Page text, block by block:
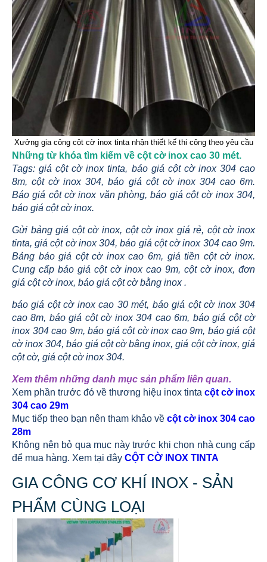
Xưởng gia công cột cờ inox tinta nhận thiết kế thi công theo yêu cầu
Những từ khóa tìm kiếm về cột cờ inox cao 30 mét.
Tags: giá cột cờ inox tinta, báo giá cột cờ inox 304 cao
8m, cột cờ inox 304, báo giá cột cờ inox 304 cao 6m.
Báo giá cột cờ inox văn phòng, báo giá cột cờ inox 304,
báo giá cột cờ inox.
Gửi bảng giá cột cờ inox, cột cờ inox giá rẻ, cột cờ inox
tinta, giá cột cờ inox 304, báo giá cột cờ inox 304 cao 9m.
Bảng báo giá cột cờ inox cao 6m, giá tiền cột cờ inox.
Cung cấp báo giá cột cờ inox cao 9m, cột cờ inox, đơn
giá cột cờ inox, báo giá cột cờ bằng inox .
báo giá cột cờ inox cao 30 mét, báo giá cột cờ inox 304
cao 8m, báo giá cột cờ inox 304 cao 6m, báo giá cột cờ
inox 304 cao 9m, báo giá cột cờ inox cao 9m, báo giá cột
cờ inox 304, báo giá cột cờ bằng inox, giá cột cờ inox, giá
cột cờ, giá cột cờ inox 304.
Xem thêm những danh mục sản phẩm liên quan.
Xem phần trước đó về thương hiệu inox tinta cột cờ inox
304 cao 29m
Mục tiếp theo bạn nên tham khảo về cột cờ inox 304 cao
28m
Không nên bỏ qua mục này trước khi chọn nhà cung cấp
để mua hàng. Xem tại đây CỘT CỜ INOX TINTA
GIA CÔNG CƠ KHÍ INOX - SẢN
PHẨM CÙNG LOẠI